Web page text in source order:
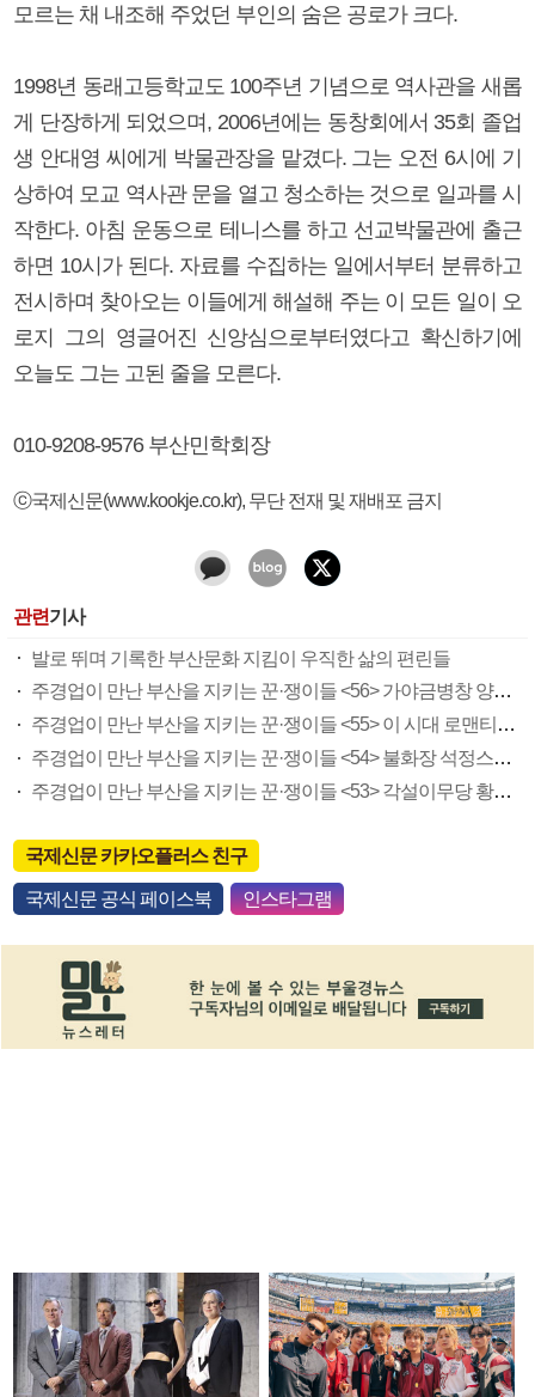
모르는 채 내조해 주었던 부인의 숨은 공로가 크다.
1998년 동래고등학교도 100주년 기념으로 역사관을 새롭
게 단장하게 되었으며, 2006년에는 동창회에서 35회 졸업
생 안대영 씨에게 박물관장을 맡겼다. 그는 오전 6시에 기
상하여 모교 역사관 문을 열고 청소하는 것으로 일과를 시
작한다. 아침 운동으로 테니스를 하고 선교박물관에 출근
하면 10시가 된다. 자료를 수집하는 일에서부터 분류하고
전시하며 찾아오는 이들에게 해설해 주는 이 모든 일이 오
로지 그의 영글어진 신앙심으로부터였다고 확신하기에
오늘도 그는 고된 줄을 모른다.
010-9208-9576 부산민학회장
ⓒ국제신문(www.kookje.co.kr), 무단 전재 및 재배포 금지
관련기사
발로 뛰며 기록한 부산문화 지킴이 우직한 삶의 편린들
주경업이 만난 부산을 지키는 꾼·쟁이들 <56> 가야금병창 양태숙
주경업이 만난 부산을 지키는 꾼·쟁이들 <55> 이 시대 로맨티스트 가객 최대호
주경업이 만난 부산을 지키는 꾼·쟁이들 <54> 불화장 석정스님 의발제자 하경진
주경업이 만난 부산을 지키는 꾼·쟁이들 <53> 각설이무당 황순연
국제신문 카카오플러스 친구
국제신문 공식 페이스북 인스타그램